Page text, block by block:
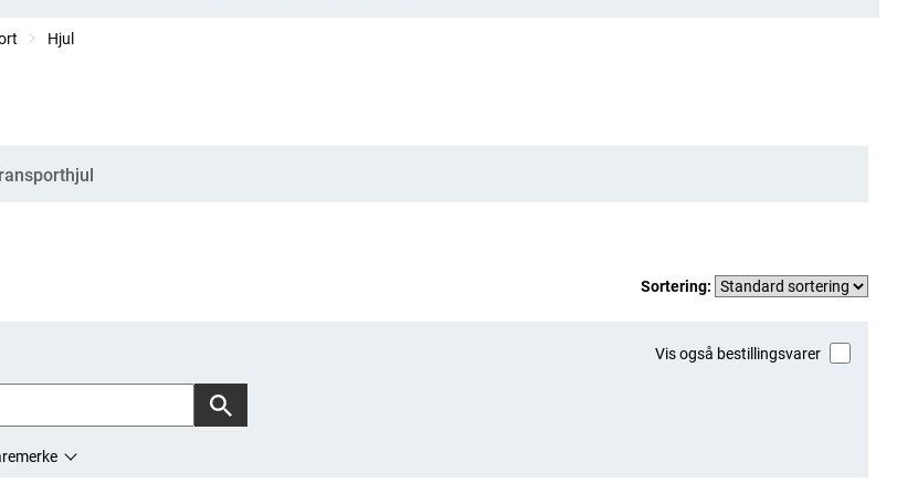
Hjul
Sortering:
Vis også bestillingsvarer